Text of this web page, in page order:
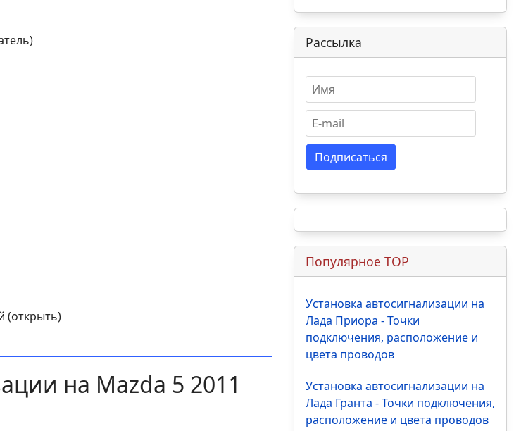
(открыть)
на Mazda 5 2011
Рассылка
Подписаться
Популярное TOP
Установка автосигнализации на
Лада Приора - Точки
подключения, расположение и
цвета проводов
Установка автосигнализации на
Лада Гранта - Точки подключения,
расположение и цвета проводов